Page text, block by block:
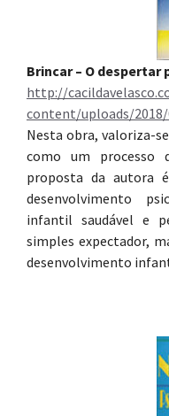
Brincar – O
http://
content/uploads/
Nesta obra, valoriza-
como um processo
proposta da autora
desenvolvimento
infantil saudável e
simples expectador,
desenvolvimento